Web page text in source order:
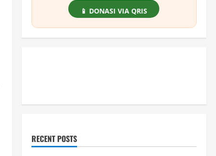
📱 DONASI VIA QRIS
RECENT POSTS